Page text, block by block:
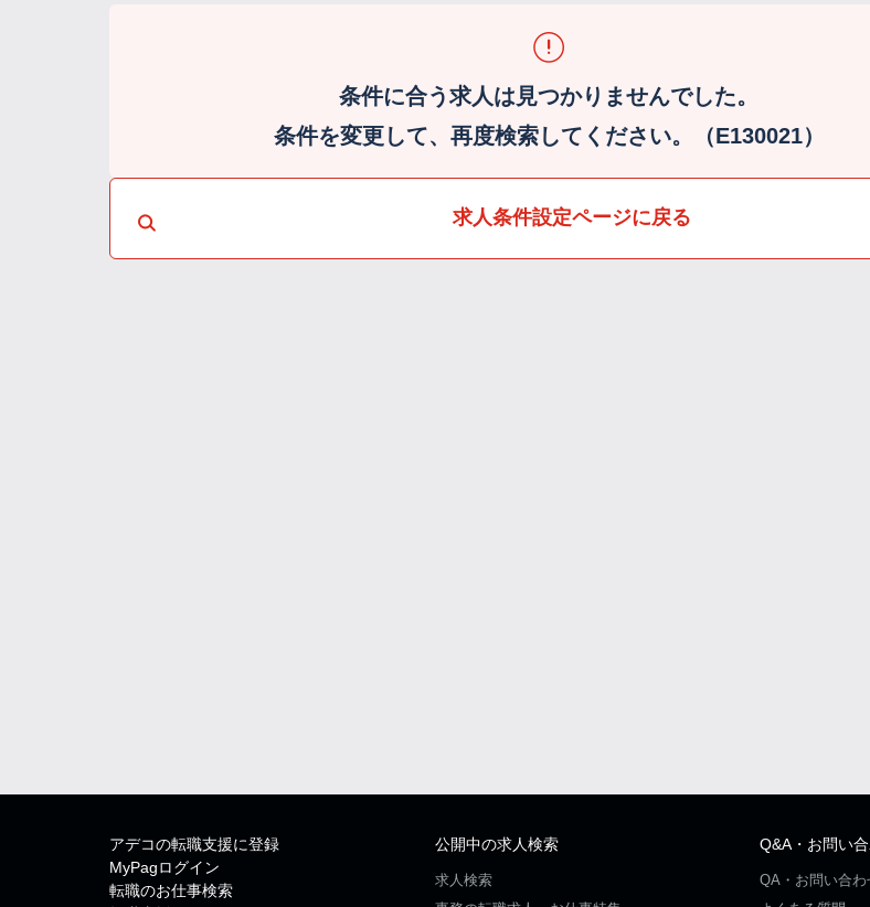
条件に合う求人は見つかりませんでした。
条件を変更して、再度検索してください。（E130021）
求人条件設定ページに戻る
アデコの転職支援に登録
MyPagログイン
転職のお仕事検索
公開中の求人検索
求人検索
Q&A・お問い
QA・お問い合わ